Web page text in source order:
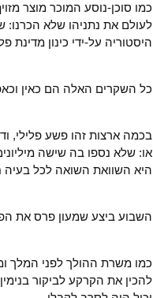
כמו סוכן-נוסע המוכר מוצר
לעולם את נתניהו שלא
היסטוריה על-ידי כינון
כל השקרים האלה הם כאין
בכמה ארצות זהו פשע פלילי,
או: שלא נספו בה שישה
היא השוואת השואה לכל בעיה
השבוע ביצע שמעון פרס את
כמו משרת ההולך לפני המלך
להכין את הקרקע לביקור